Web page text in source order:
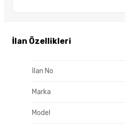
İlan Özellikleri
İlan No
Marka
Model